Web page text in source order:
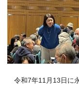
令和7年11月13日に